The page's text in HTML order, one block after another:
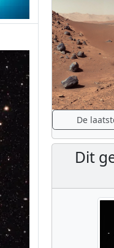
De
Dit